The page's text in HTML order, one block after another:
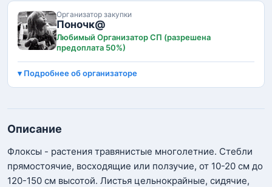
Организатор закупки
Поночк@
Любимый Организатор СП (разрешена
предоплата 50%)
Подробнее об организаторе
Описание
Флоксы - растения травянистые многолетние. Стебли
прямостоячие, восходящие или ползучие, от 10-20 см до
120-150 см высотой. Листья цельнокрайные, сидячие,